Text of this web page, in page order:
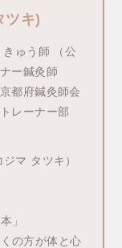
ツキ)
ゅう師 （公
ー鍼灸師
都府鍼灸師会
レーナー部
マ タツキ）
」
の方が体と心